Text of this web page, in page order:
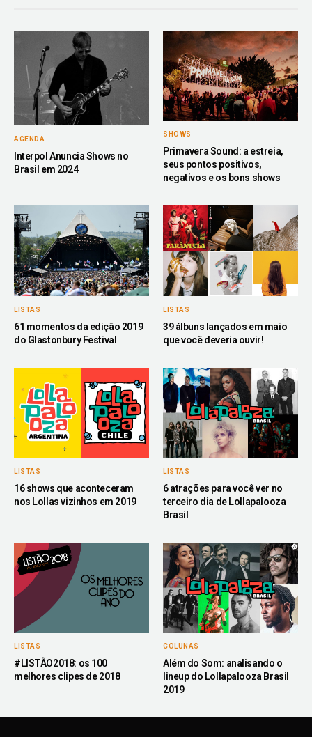
AGENDA
Interpol Anuncia Shows no
Brasil em 2024
SHOWS
Primavera Sound: a estreia,
seus pontos positivos,
negativos e os bons shows
LISTAS
61 momentos da edição 2019
do Glastonbury Festival
LISTAS
39 álbuns lançados em maio
que você deveria ouvir!
LISTAS
16 shows que aconteceram
nos Lollas vizinhos em 2019
LISTAS
6 atrações para você ver no
terceiro dia de Lollapalooza
Brasil
LISTAS
#LISTÃO2018: os 100
melhores clipes de 2018
COLUNAS
Além do Som: analisando o
lineup do Lollapalooza Brasil
2019